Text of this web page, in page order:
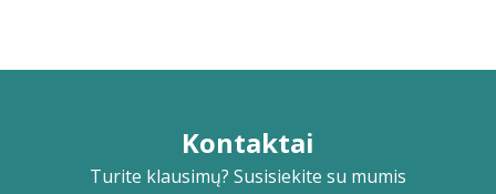
Kontaktai
Turite klausimų? Susisiekite su mumis